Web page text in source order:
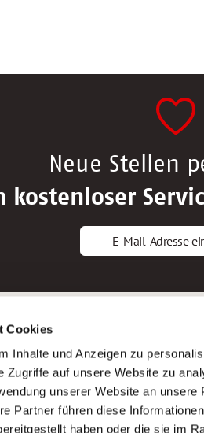
Cookies
Inhalte und Anzeigen zu
Zugriffe auf unsere Website zu
unserer Website an
Partner führen diese
haben oder die sie im
Neue Stellen
kostenloser
E-Mail-Adresse
Altenpfleger*in
Krankenpfleger*in
Altenpflegehelfer*in
Erzieher*in